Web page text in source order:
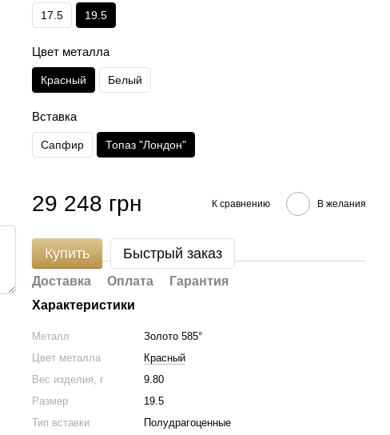
17.5 19.5
Цвет металла
Красный Белый
Вставка
Сапфир Топаз "Лондон"
29 248 грн К сравнению В желания
Купить Быстрый заказ
Доставка Оплата
Гарантия
Характеристики
Металл
Золото 585°
Цвет металла
Красный
Вес изделия, г
9.80
Размер
19.5
Тип вставки
Полудрагоценные